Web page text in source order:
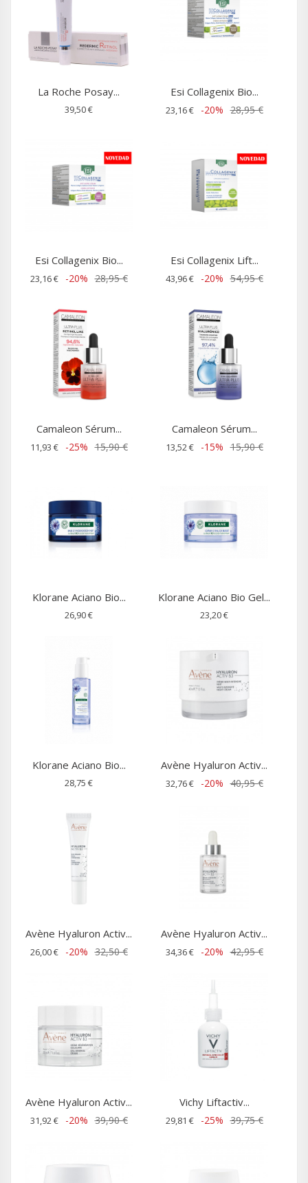
La Roche Posay...
39,50 €
Esi Collagenix Bio...
23,16 € -20% 28,95 €
Esi Collagenix Bio...
23,16 € -20% 28,95 €
Esi Collagenix Lift...
43,96 € -20% 54,95 €
Camaleon Sérum...
11,93 € -25% 15,90 €
Camaleon Sérum...
13,52 € -15% 15,90 €
Klorane Aciano Bio...
26,90 €
Klorane Aciano Bio Gel...
23,20 €
Klorane Aciano Bio...
28,75 €
Avène Hyaluron Activ...
32,76 € -20% 40,95 €
Avène Hyaluron Activ...
26,00 € -20% 32,50 €
Avène Hyaluron Activ...
34,36 € -20% 42,95 €
Avène Hyaluron Activ...
31,92 € -20% 39,90 €
Vichy Liftactiv...
29,81 € -25% 39,75 €